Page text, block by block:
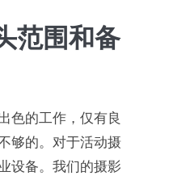
范围和备
色的工作，仅有良
够的。对于活动摄
设备。我们的摄影